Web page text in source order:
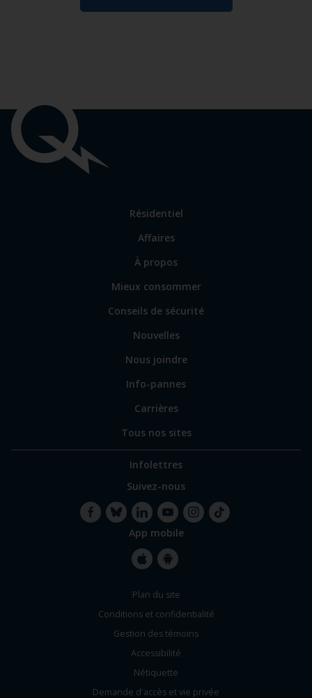
importants
Lien
les
principales
Résidentiel
Affaires
Lien
certains
sites
À propos
Mieux consommer
Conseils de sécurité
Nouvelles
Nous joindre
Info-pannes
Carrières
Tous nos sites
Infolettres
Suivez-nous
BlueskyLinkedInYouTube
App mobile
StoreStore
Plan du site
Conditions et confidentialité
Gestion des témoins
Accessibilité
Nétiquette
Demande d'accès et vie privée